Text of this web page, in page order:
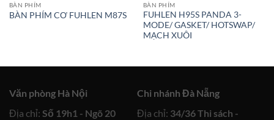
BÀN PHÍM
BÀN PHÍM CƠ FUHLEN M87S
BÀN PHÍM
FUHLEN H95S PANDA 3-
MODE/ GASKET/ HOTSWAP/
MẠCH XUÔI
Văn phòng Hà Nội
Địa chỉ: Số 19h1 - Ngõ 20
Chi nhánh Đà Nẵng
Địa chỉ: 34/36 Thi sách -